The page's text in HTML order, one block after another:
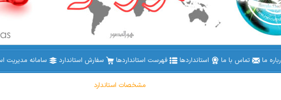
ما تماس با ما استانداردها فهرست استانداردها سفارش استاندارد سامانه مدیریت
مشخصات استاندارد